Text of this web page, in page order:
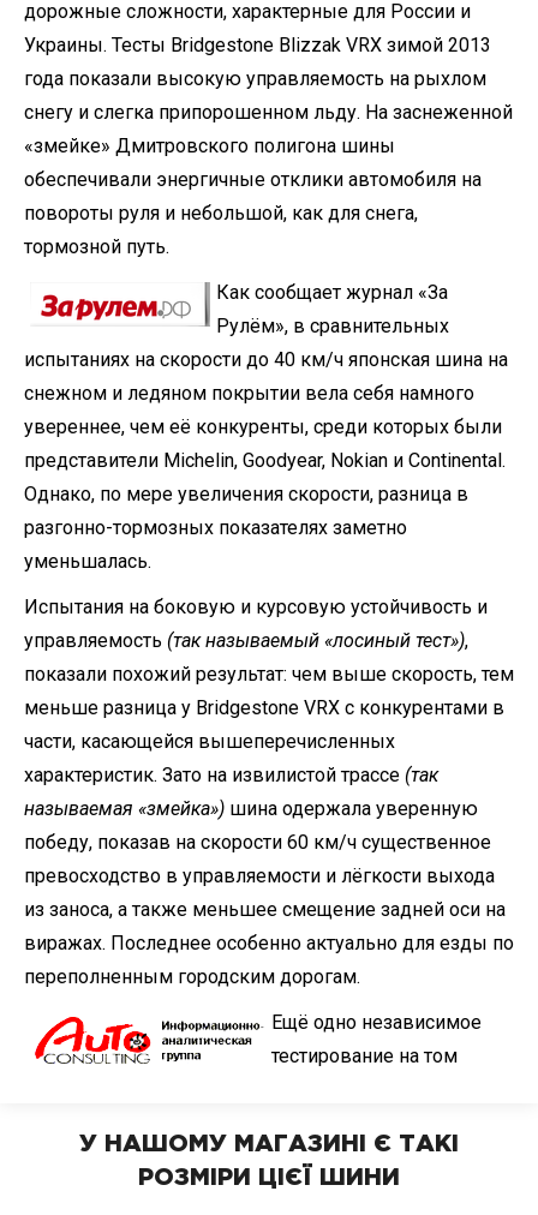
дорожные сложности, характерные для России и
Украины. Тесты Bridgestone Blizzak VRX зимой 2013
года показали высокую управляемость на рыхлом
снегу и слегка припорошенном льду. На заснеженной
«змейке» Дмитровского полигона шины
обеспечивали энергичные отклики автомобиля на
повороты руля и небольшой, как для снега,
тормозной путь.
Как сообщает журнал «За
Рулём», в сравнительных
испытаниях на скорости до 40 км/ч японская шина на
снежном и ледяном покрытии вела себя намного
увереннее, чем её конкуренты, среди которых были
представители Michelin, Goodyear, Nokian и Continental.
Однако, по мере увеличения скорости, разница в
разгонно-тормозных показателях заметно
уменьшалась.
Испытания на боковую и курсовую устойчивость и
управляемость (так называемый «лосиный тест»),
показали похожий результат: чем выше скорость, тем
меньше разница у Bridgestone VRX c конкурентами в
части, касающейся вышеперечисленных
характеристик. Зато на извилистой трассе (так
называемая «змейка») шина одержала уверенную
победу, показав на скорости 60 км/ч существенное
превосходство в управляемости и лёгкости выхода
из заноса, а также меньшее смещение задней оси на
виражах. Последнее особенно актуально для езды по
переполненным городским дорогам.
Ещё одно независимое
тестирование на том
У НАШОМУ МАГАЗИНІ Є ТАКІ
РОЗМІРИ ЦІЄЇ ШИНИ